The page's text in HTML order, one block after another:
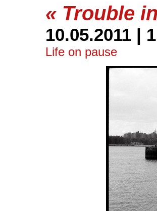
« Trouble
10.05.2011 |
Life on pause